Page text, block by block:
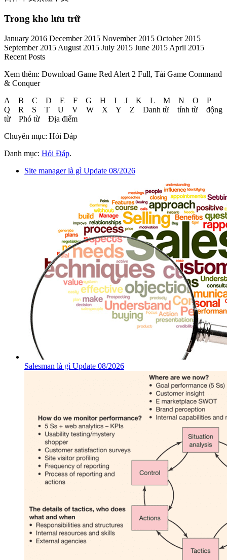
Trong kho lưu trữ
January 2016 December 2015 November 2015 October 2015
September 2015 August 2015 July 2015 June 2015 April 2015
Recent Posts
Xem thêm: Download Game Red Alert 2 Full, Tải Game Command
& Conquer
A B C D E F G H I J K L M N O P
Q R S T U V W X Y Z Danh từ tính từ động
từ Phó từ Địa điểm
Chuyên mục: Hỏi Đáp
Danh mục: Hỏi Đáp.
Site manager là gì Update 08/2026
Salesman là gì Update 08/2026